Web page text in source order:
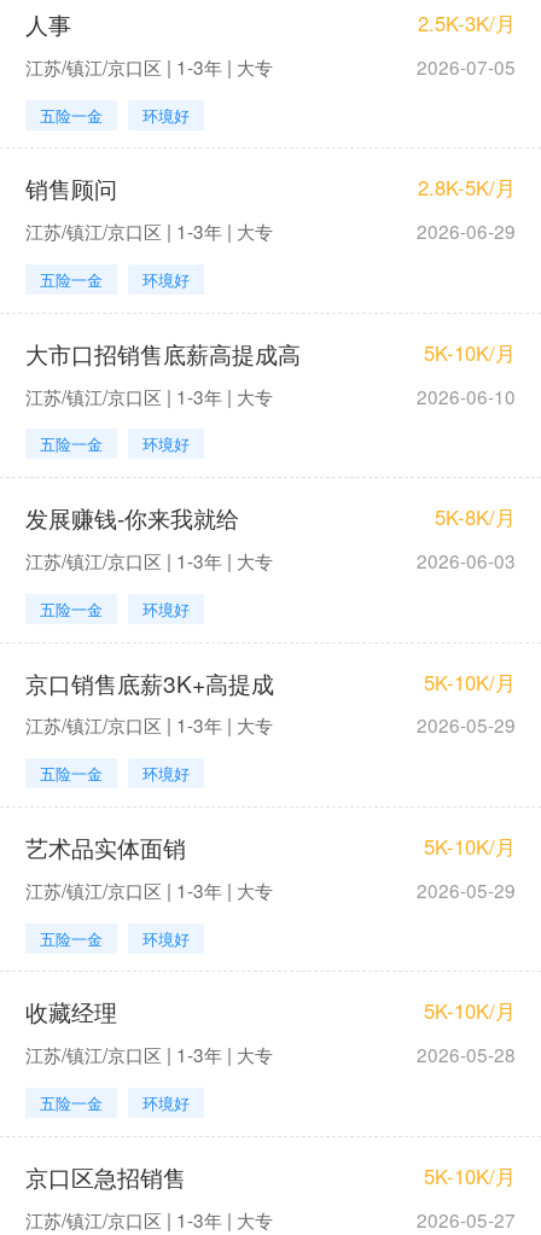
人事 2.5K-3K/月
江苏/镇江/京口区 | 1-3年 | 大专 2026-07-05
五险一金 环境好
销售顾问 2.8K-5K/月
江苏/镇江/京口区 | 1-3年 | 大专 2026-06-29
五险一金 环境好
大市口招销售底薪高提成高 5K-10K/月
江苏/镇江/京口区 | 1-3年 | 大专 2026-06-10
五险一金 环境好
发展赚钱-你来我就给 5K-8K/月
江苏/镇江/京口区 | 1-3年 | 大专 2026-06-03
五险一金 环境好
京口销售底薪3K+高提成 5K-10K/月
江苏/镇江/京口区 | 1-3年 | 大专 2026-05-29
五险一金 环境好
艺术品实体面销 5K-10K/月
江苏/镇江/京口区 | 1-3年 | 大专 2026-05-29
五险一金 环境好
收藏经理 5K-10K/月
江苏/镇江/京口区 | 1-3年 | 大专 2026-05-28
五险一金 环境好
京口区急招销售 5K-10K/月
江苏/镇江/京口区 | 1-3年 | 大专 2026-05-27